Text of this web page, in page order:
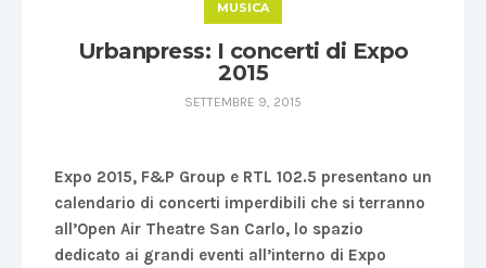
MUSICA
Urbanpress: I concerti di Expo
2015
SETTEMBRE 9, 2015
Expo 2015, F&P Group e RTL 102.5 presentano un
calendario di concerti imperdibili che si terranno
all’Open Air Theatre San Carlo, lo spazio
dedicato ai grandi eventi all’interno di Expo